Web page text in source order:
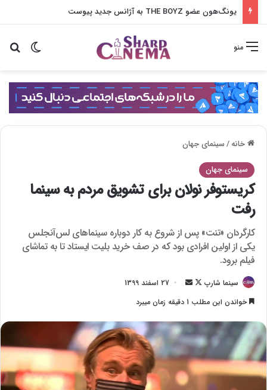
یونگ‌هون عضو THE BOYZ به آژانس جدید پیوست
تغییر منو
خانه/سینمای جهان
سینمای جهان
کریستوفر نولان برای تشویق مردم به سینما
رفت
کارگردان «تنت» پس از شروع به کار دوباره سینماهای لس‌آنجلس
یکی از اولین افرادی بود که در صف خرید بلیت ایستاد تا به تماشای
فیلم برود.
سینما شارپ
F
l
o
w
o
n
ل
ا
ی
م
27 اسفند 1399
خواندن این مطلب 1 دقیقه زمان میبرد